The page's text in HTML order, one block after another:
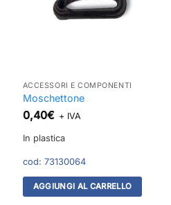
ACCESSORI E COMPONENTI
Moschettone
0,40€ + IVA
In plastica
cod: 73130064
AGGIUNGI AL CARRELLO